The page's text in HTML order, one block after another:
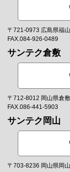
〒721-0973 広島県福
FAX.084-926-0489
サンテク倉敷
〒712-8012 岡山県倉
FAX.086-441-5903
サンテク岡山
〒703-8236 岡山県岡